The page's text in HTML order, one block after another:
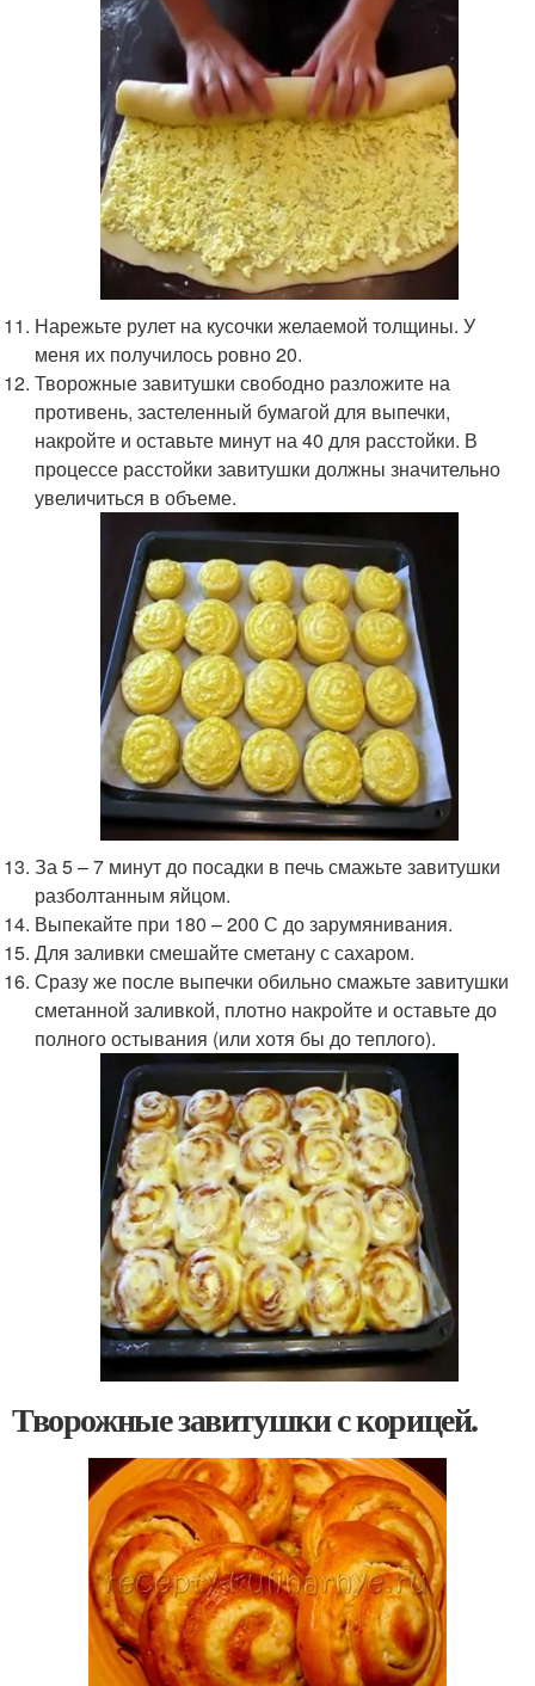
Нарежьте рулет на кусочки желаемой толщины. У
меня их получилось ровно 20.
Творожные завитушки свободно разложите на
противень, застеленный бумагой для выпечки,
накройте и оставьте минут на 40 для расстойки. В
процессе расстойки завитушки должны значительно
увеличиться в объеме.
За 5 – 7 минут до посадки в печь смажьте завитушки
разболтанным яйцом.
Выпекайте при 180 – 200 С до зарумянивания.
Для заливки смешайте сметану с сахаром.
Сразу же после выпечки обильно смажьте завитушки
сметанной заливкой, плотно накройте и оставьте до
полного остывания (или хотя бы до теплого).
Творожные завитушки с корицей.